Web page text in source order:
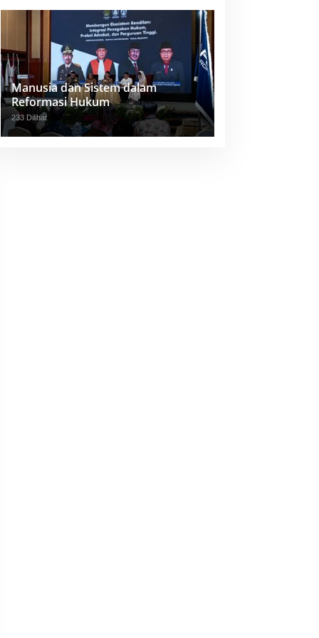
Manusia dan Sistem dalam
Reformasi Hukum
233 Dilihat